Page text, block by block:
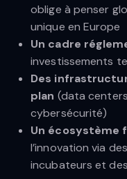
oblige à penser
unique en Europe
Un cadre
investissements
Des
plan (data
cybersécurité)
Un écosystème
l’innovation via
incubateurs et